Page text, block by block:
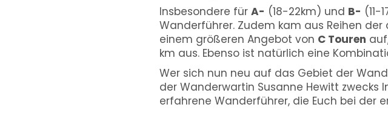
Insbesondere für A- (18-22km) und B- (11-
Wanderführer. Zudem kam aus Reihen
einem größeren Angebot von C Touren
km aus. Ebenso ist natürlich eine
Wer sich nun neu auf das Gebiet der
der Wanderwartin Susanne Hewitt
erfahrene Wanderführer, die Euch bei der